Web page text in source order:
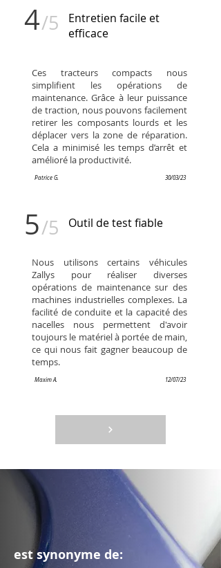
Entretien facile et
efficace
/5
4
Ces tracteurs compacts nous
simplifient les opérations de
maintenance. Grâce à leur puissance
de traction, nous pouvons facilement
retirer les composants lourds et les
déplacer vers la zone de réparation.
Cela a minimisé les temps d’arrêt et
amélioré la productivité.
Patrice G. 30/03/23
Outil de test fiable
/5
5
Nous utilisons certains véhicules
Zallys pour réaliser diverses
opérations de maintenance sur des
machines industrielles complexes. La
facilité de conduite et la capacité des
nacelles nous permettent d'avoir
toujours le matériel à portée de main,
ce qui nous fait gagner beaucoup de
temps.
Maxim A. 12/07/23
est synonyme de: